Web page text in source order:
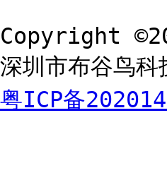
Copyright
深圳市布谷鸟科
粤ICP备